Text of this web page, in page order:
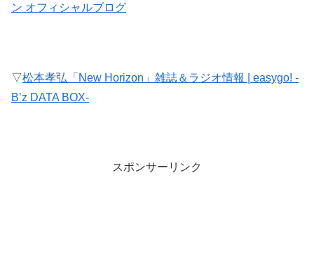
ン オフィシャルブログ
▽松本孝弘「New Horizon」雑誌＆ラジオ情報 | easygo! -
B’z DATA BOX-
スポンサーリンク